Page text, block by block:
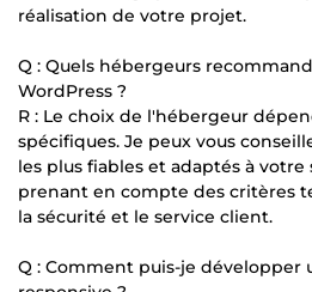
réalisation de votre projet.
Q : Quels hébergeurs
WordPress ?
R : Le choix de l'hébergeur
spécifiques. Je peux vous
les plus fiables et adaptés à votre
prenant en compte des critères
la sécurité et le service client.
Q : Comment puis-je développer